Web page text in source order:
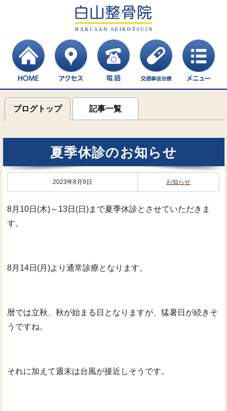
ブログトップ 記事一覧
夏季休診のお知らせ
2023年8月9日 お知らせ
8月10日(木)～13日(日)まで夏季休診とさせていただきま
す。
8月14日(月)より通常診療となります。
暦では立秋、秋が始まる日となりますが、猛暑日が続きそ
うですね。
それに加えて週末は台風が接近しそうです。